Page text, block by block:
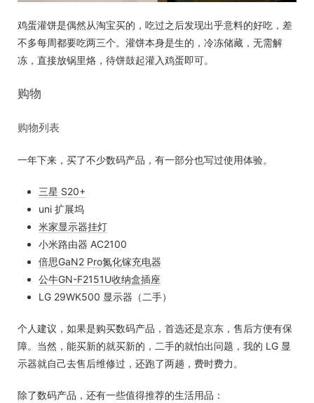
鸡蛋灌饼是偶然从淘宝买的，吃过之后发现出乎意料的好吃，差
不多每周都要吃两三个。灌饼本身是生的，冷冻储藏，无需解
冻，直接放锅里烙，待饼鼓起灌入鸡蛋即可。
购物
购物列表
一年下来，买了不少数码产品，有一部分也写过使用体验。
三星 S20+
uni 扩展坞
米家显示器挂灯
小米路由器 AC2100
倍思GaN2 Pro氮化镓充电器
公牛GN-F2151U收纳盒插座
LG 29WK500 显示器（二手）
个人建议，如果是购买数码产品，首选还是京东，售后方便有保
障。当然，能买新的就买新的，二手的就怕出问题，我的 LG 显
示器就自己去售后维修过，还跑了两趟，费时费力。
除了数码产品，还有一些值得推荐的生活用品：